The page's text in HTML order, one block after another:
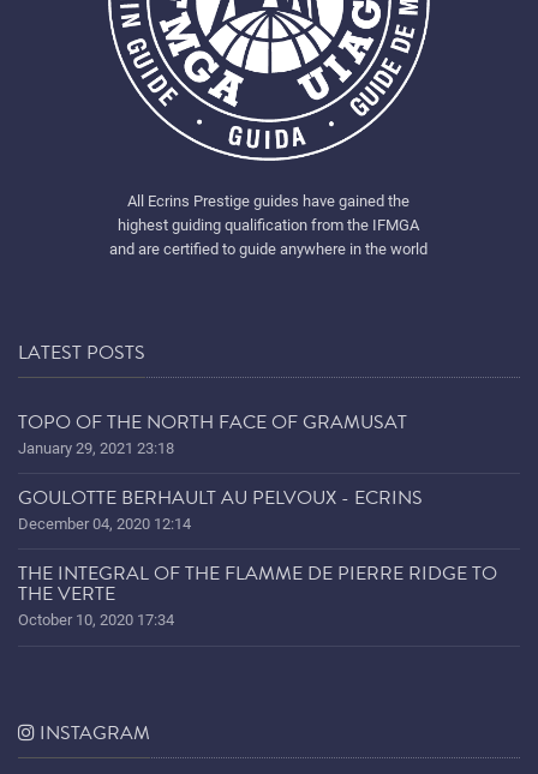
All Ecrins Prestige guides have gained the
highest guiding qualification from the IFMGA
and are certified to guide anywhere in the world
LATEST POSTS
TOPO OF THE NORTH FACE OF GRAMUSAT
January 29, 2021 23:18
GOULOTTE BERHAULT AU PELVOUX - ECRINS
December 04, 2020 12:14
THE INTEGRAL OF THE FLAMME DE PIERRE RIDGE TO
THE VERTE
October 10, 2020 17:34
INSTAGRAM